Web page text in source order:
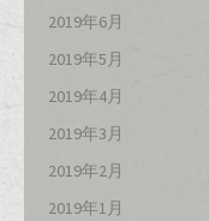
2019年6月
2019年5月
2019年4月
2019年3月
2019年2月
2019年1月